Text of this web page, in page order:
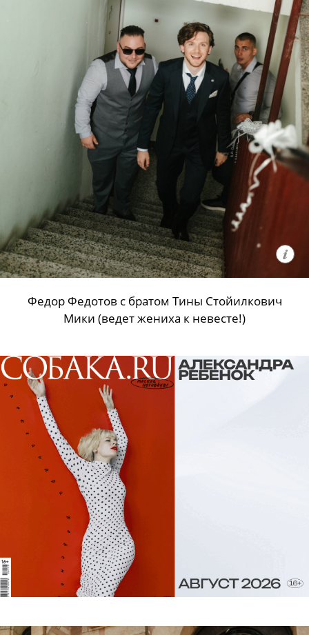
Федор Федотов с братом Тины Стойилкович
Мики (ведет жениха к невесте!)